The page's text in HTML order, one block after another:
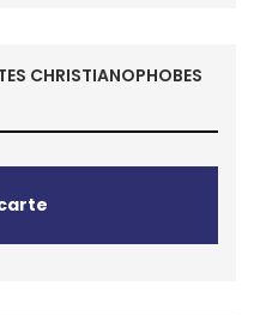
CHRISTIANOPHOBES